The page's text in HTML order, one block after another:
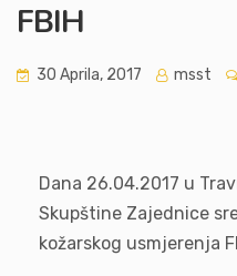
FBIH
30 Aprila, 2017 msst
Dana 26.04.2017 u
Skupštine Zajednice
kožarskog usmjerenja